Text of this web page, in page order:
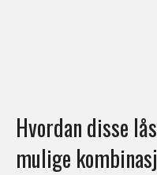
Hvordan disse
mulige